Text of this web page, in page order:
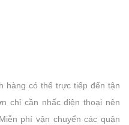
hàng có thể trực tiếp đến tận
chỉ cần nhấc điện thoại nên
phí vận chuyển các quận